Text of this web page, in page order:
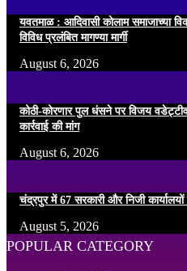
यवतमाळ : आदिवासी कोलाम समाजाच्या
विविध प्रलंबित मागण्या मार्गी
August 6, 2026
कोठी-कोरणार पुल धंसने पर विजय
कार्रवाई की मांग
August 6, 2026
चंद्रपुर में 67 सरकारी और निजी
August 5, 2026
POPULAR CATEGORY